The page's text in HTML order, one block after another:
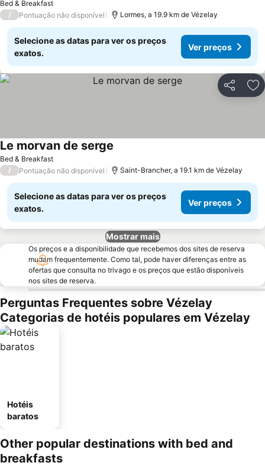
Bed & Breakfast
/ Pontuação não disponível Lormes, a 19.9 km de Vézelay
Selecione as datas para ver os preços
exatos.
Ver preços
Partilhar
Bed & Breakfast
Le morvan de serge
/ Pontuação não disponível Saint-Brancher, a 19.1 km de Vézelay
Selecione as datas para ver os preços
exatos.
Ver preços
Mostrar mais
Os preços e a disponibilidade que recebemos dos sites de reserva
mudam frequentemente. Como tal, pode haver diferenças entre as
ofertas que consulta no trivago e os preços que estão disponíveis
nos sites de reserva.
Perguntas Frequentes sobre Vézelay
Categorias de hotéis populares em Vézelay
Hotéis
baratos
Other popular destinations with bed and
breakfasts